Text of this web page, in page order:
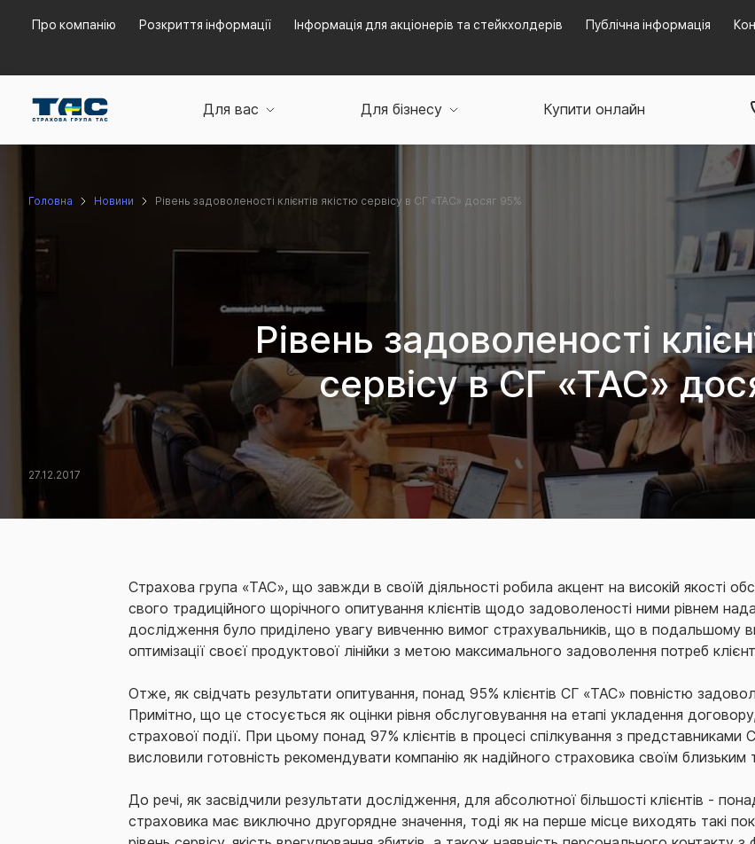
Про компанію Розкриття інформації Інформація для акціонерів та стейкхолдерів Публічна інформація
Для вас Для бізнесу Купити онлайн
Головна Новини Рівень задоволеності клієнтів якістю сервісу в СГ «ТАС» досяг 95%
Рівень задоволеності
сервісу в СГ «ТАС»
27.12.2017
Страхова група «ТАС», що завжди в своїй діяльності робила акцент на високій якості
свого традиційного щорічного опитування клієнтів щодо задоволеності ними рівнем
дослідження було приділено увагу вивченню вимог страхувальників, що в подальшому
оптимізації своєї продуктової лінійки з метою максимального задоволення потреб
Отже, як свідчать результати опитування, понад 95% клієнтів СГ «ТАС» повністю
Примітно, що це стосується як оцінки рівня обслуговування на етапі укладення
страхової події. При цьому понад 97% клієнтів в процесі спілкування з
висловили готовність рекомендувати компанію як надійного страховика своїм близьким
До речі, як засвідчили результати дослідження, для абсолютної більшості клієнтів -
страховика має виключно другорядне значення, тоді як на перше місце виходять такі